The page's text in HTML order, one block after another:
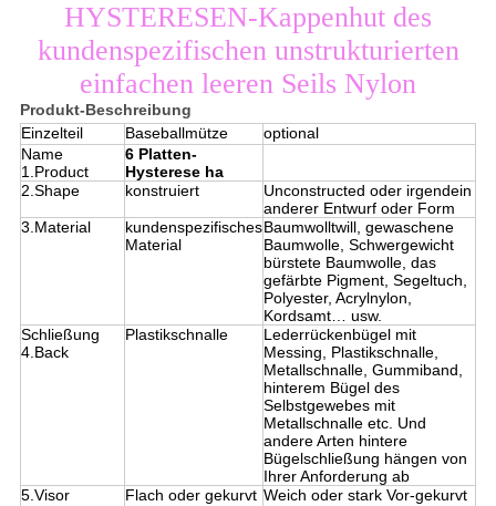
HYSTERESEN-Kappenhut des
kundenspezifischen unstrukturierten
einfachen leeren Seils Nylon
Produkt-Beschreibung
Einzelteil
Baseballmütze
optional
Name
1.Product
6 Platten-
Hysterese ha
2.Shape
konstruiert
Unconstructed oder irgendein
anderer Entwurf oder Form
3.Material
kundenspezifisches
Material
Baumwolltwill, gewaschene
Baumwolle, Schwergewicht
bürstete Baumwolle, das
gefärbte Pigment, Segeltuch,
Polyester, Acrylnylon,
Kordsamt… usw.
Schließung
4.Back
Plastikschnalle
Lederrückenbügel mit
Messing, Plastikschnalle,
Metallschnalle, Gummiband,
hinterem Bügel des
Selbstgewebes mit
Metallschnalle etc. Und
andere Arten hintere
Bügelschließung hängen von
Ihrer Anforderung ab
5.Visor
Flach oder gekurvt Weich oder stark Vor-gekurvt